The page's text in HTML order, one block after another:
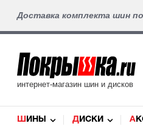
Доставка комплекта шин
интернет-магазин шин и дисков
ШИНЫ ДИСКИ